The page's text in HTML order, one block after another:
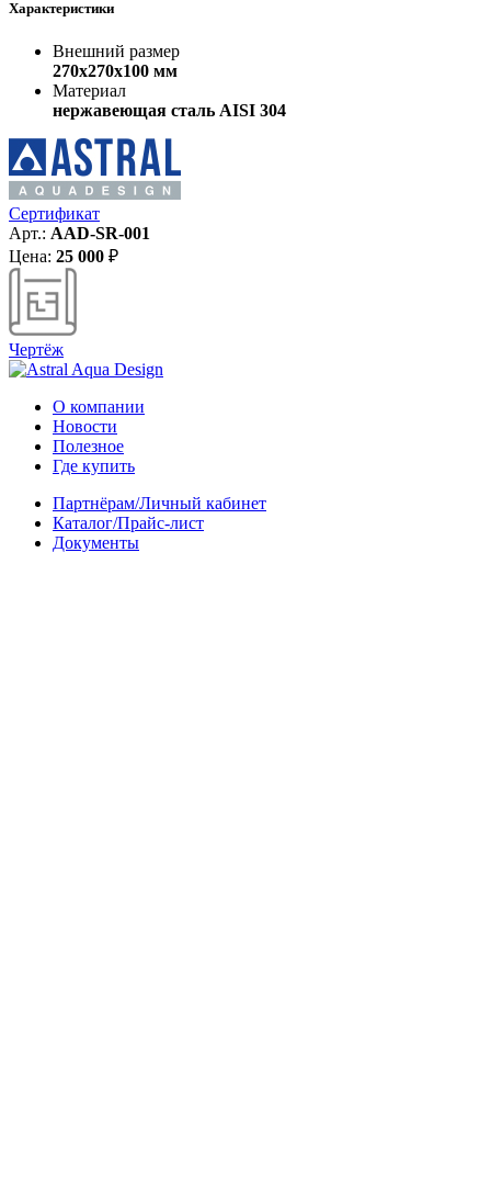
Характеристики
Внешний размер
270х270х100 мм
Материал
нержавеющая сталь AISI 304
Сертификат
Арт.: AAD-SR-001
Цена: 25 000 ₽
Чертёж
О компании
Новости
Полезное
Где купить
Партнёрам/Личный кабинет
Каталог/Прайс-лист
Документы